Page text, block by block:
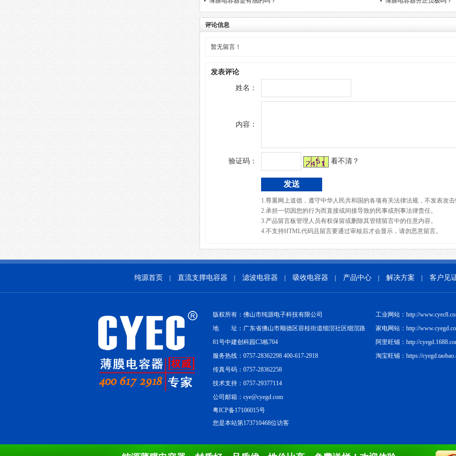
评论信息
暂无留言！
发表评论
姓名：
内容：
验证码： 看不清？
1.尊重网上道德，遵守中华人民共和国的各项有关法律法规，不发表攻
2.承担一切因您的行为而直接或间接导致的民事或刑事法律责任。
3.产品留言板管理人员有权保留或删除其管辖留言中的任意内容。
4.不支持HTML代码且留言要通过审核后才会显示，请勿恶意留言。
纯源首页 直流支撑电容器 滤波电容器 吸收电容器 产品中心 解决方案 客户见
版权所有：佛山市纯源电子科技有限公司
地 址：广东省佛山市顺德区容桂街道细滘社区细滘路
81号中建创科园C3栋704
服务热线：0757-28362298 400-617-2918
传真号码：0757-28362258
技术支持：0757-29377114
公司邮箱：cye@cyegd.com
粤ICP备17106015号
您是本站第173710468位访客
工业网站：http://
家电网站：http://
阿里旺铺：http://
淘宝旺铺：https://